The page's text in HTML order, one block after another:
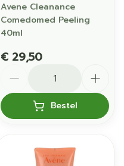
Avene Cleanance
Comedomed Peeling
40ml
€ 29,50
Bestel